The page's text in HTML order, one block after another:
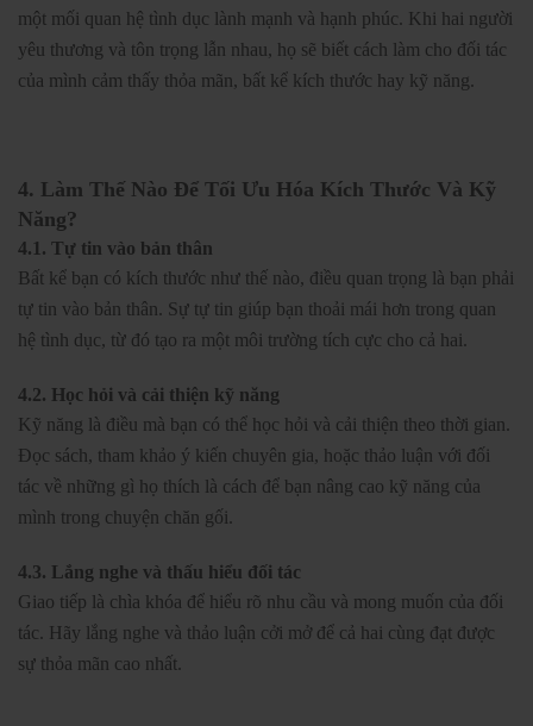
một mối quan hệ tình dục lành mạnh và hạnh phúc. Khi hai người
yêu thương và tôn trọng lẫn nhau, họ sẽ biết cách làm cho đối tác
của mình cảm thấy thỏa mãn, bất kể kích thước hay kỹ năng.
4. Làm Thế Nào Để Tối Ưu Hóa Kích Thước Và Kỹ
Năng?
4.1. Tự tin vào bản thân
Bất kể bạn có kích thước như thế nào, điều quan trọng là bạn phải
tự tin vào bản thân. Sự tự tin giúp bạn thoải mái hơn trong quan
hệ tình dục, từ đó tạo ra một môi trường tích cực cho cả hai.
4.2. Học hỏi và cải thiện kỹ năng
Kỹ năng là điều mà bạn có thể học hỏi và cải thiện theo thời gian.
Đọc sách, tham khảo ý kiến chuyên gia, hoặc thảo luận với đối
tác về những gì họ thích là cách để bạn nâng cao kỹ năng của
mình trong chuyện chăn gối.
4.3. Lắng nghe và thấu hiểu đối tác
Giao tiếp là chìa khóa để hiểu rõ nhu cầu và mong muốn của đối
tác. Hãy lắng nghe và thảo luận cởi mở để cả hai cùng đạt được
sự thỏa mãn cao nhất.